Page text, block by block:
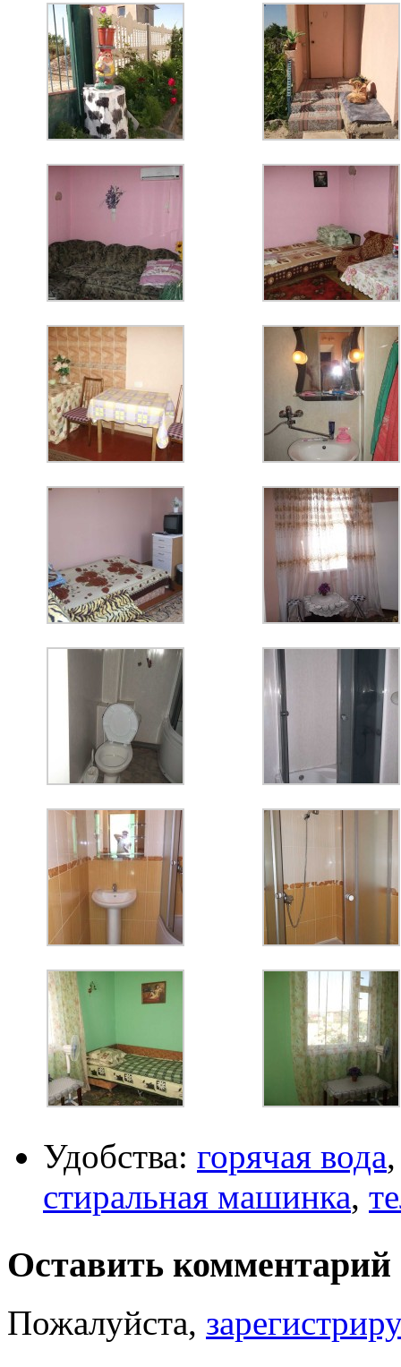
Удобства: горячая вода
стиральная машинка,
Оставить комментарий
Пожалуйста,